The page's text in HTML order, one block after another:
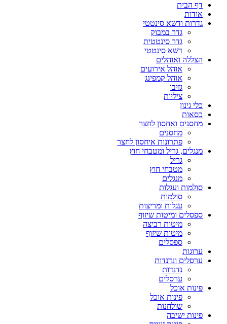
דף הבית
אודות
גדרות ודשא סינטטי
גדר במבוק
גדר סינטטית
דשא סינטטי
הצללה ואוהלים
אוהל אירועים
אוהל קמפינג
גזיבו
ציליות
כלי גינון
כסאות
מחסנים ואחסון לחצר
מחסנים
פתרונות איחסון לחצר
מנגלים, גריל ומטבחי חוץ
גריל
מטבחי חוץ
מנגלים
סולמות ועגלות
סולמות
עגלות ומריצות
ספסלים ומיטות שיזוף
מיטות רביצה
מיטות שיזוף
ספסלים
ערוגות
ערסלים ונדנדות
נדנדות
ערסלים
פינות אוכל
פינות אוכל
שולחנות
פינות ישיבה